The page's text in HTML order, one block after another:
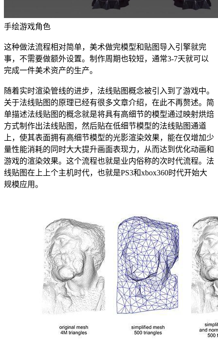
手绘游戏角色
这种做法流程相对简单，美术做完模型和贴图导入引擎就完
事，不需要做额外设置。制作周期也较短，通常3-7天就可以
完成一件美术资产的生产。
随着实时渲染管线的进步，法线贴图概念被引入到了游戏中。
关于法线贴图的原理已经有很多文章介绍，在此不再赘述。简
单描述法线贴图的概念就是将具有高细节的模型通过映射烘焙
方式制作出法线贴图，然后贴在低细节模型的法线贴图通道
上，使其表面拥有高细节模型的光影渲染效果，能在仅增加少
量性能消耗的同时大大提升画面表现力，从而达到优化动画和
游戏的渲染效果。这个流程也就是业内俗称的次时代流程。法
线贴图在上上个主机时代，也就是PS3和xbox360时代开始大
规模应用。